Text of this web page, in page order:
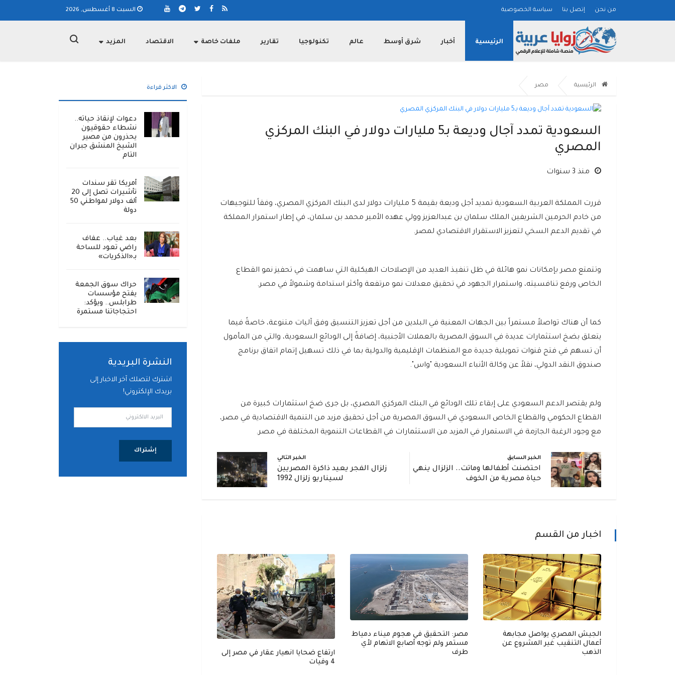
من نحن إتصل بنا سياسة الخصوصية السبت 8 أغسطس, 2026
الرئيسية أخبار شرق أوسط عالم تكنولوجيا تقارير ملفات خاصة الاقتصاد المزيد
الرئيسية مصر
السعودية تمدد آجال وديعة بـ5 مليارات دولار في البنك المركزي
المصري
منذ 3 سنوات
قررت المملكة العربية السعودية تمديد أجل وديعة بقيمة 5 مليارات دولار لدى البنك المركزي المصري، وفقاً للتوجيهات
من خادم الحرمين الشريفين الملك سلمان بن عبدالعزيز وولي عهده الأمير محمد بن سلمان، في إطار استمرار المملكة
في تقديم الدعم السخي لتعزيز الاستقرار الاقتصادي لمصر.
وتتمتع مصر بإمكانات نمو هائلة في ظل تنفيـذ العديد من الإصلاحات الهيكلية التي ساهمت في تحفيز نمو القطاع
الخاص ورفع تنافسيته، واستمرار الجهود في تحقيق معدلات نمو مرتفعة وأكثر استدامة وشمولاً في مصر.
كما أن هناك تواصلاً مستمراً بين الجهات المعنية في البلدين من أجل تعزيز التنسيق وفق آليات متنوعة، خاصةً فيما
يتعلق بضخ استثمارات عديدة في السوق المصرية بالعملات الأجنبية، إضافةً إلى الودائع السعودية، والتي من المأمول
أن تسهم في فتح قنوات تمويلية جديدة مع المنظمات الإقليمية والدولية بما في ذلك تسهيل إتمام اتفاق برنامج
صندوق النقد الدولي، نقلاً عن وكالة الأنباء السعودية "واس".
ولم يقتصر الدعم السعودي على إبقاء تلك الودائع في البنك المركزي المصري، بل جرى ضخ استثمارات كبيرة من
القطاع الحكومي والقطاع الخاص السعودي في السوق المصرية من أجل تحقيق مزيد من التنمية الاقتصادية في مصر،
مع وجود الرغبة الجازمة في الاستمرار في المزيد من الاستثمارات في القطاعات التنموية المختلفة في مصر.
الخبر السابق
احتضنت أطفالها وماتت.. الزلزال ينهي
حياة مصرية من الخوف
الخبر التالي
زلزال الفجر يعيد ذاكرة المصريين
لسيناريو زلزال 1992
اخبار من القسم
الجيش المصري يواصل مجابهة
أعمال التنقيب غير المشروع عن
الذهب
مصر: التحقيق في هجوم ميناء دمياط
مستمر ولم توجه أصابع الاتهام لأي
طرف
ارتفاع ضحايا انهيار عقار في مصر إلى
4 وفيات
الاكثر قراءة
دعوات لإنقاذ حياته..
نشطاء حقوقيون
يحذرون من مصير
الشيخ المنشق جبران
التام
أمريكا تقر سندات
تأشيرات تصل إلى 20
ألف دولار لمواطني 50
دولة
بعد غياب.. عفاف
راضي تعود للساحة
بـ«الذكريات»
حراك سوق الجمعة
يفتح مؤسسات
طرابلس.. ويؤكد:
احتجاجاتنا مستمرة
النشرة البريدية
اشترك لتصلك آخر الاخبار إلى
بريدك الإلكتروني!
إشتراك